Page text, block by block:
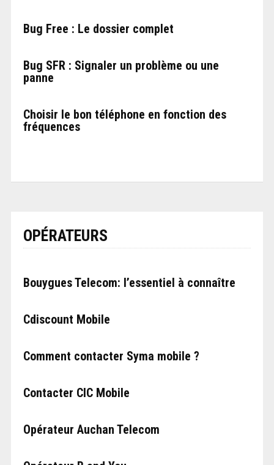
Bug Free : Le dossier complet
Bug SFR : Signaler un problème ou une
panne
Choisir le bon téléphone en fonction des
fréquences
OPÉRATEURS
Bouygues Telecom: l’essentiel à connaître
Cdiscount Mobile
Comment contacter Syma mobile ?
Contacter CIC Mobile
Opérateur Auchan Telecom